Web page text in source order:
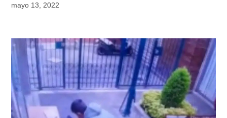
mayo 13, 2022